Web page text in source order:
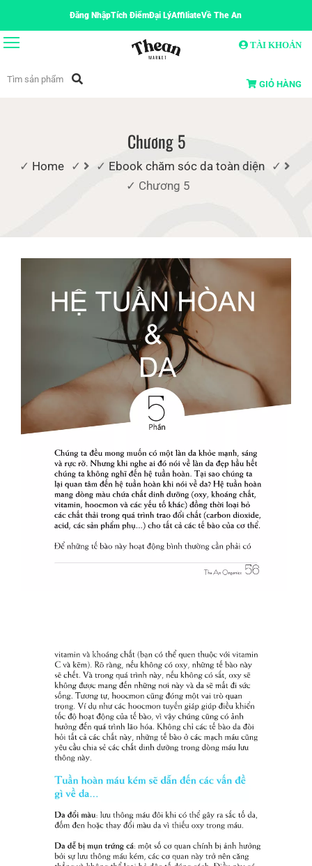
Đăng NhậpTích ĐiểmĐại LýAffiliateVề The An
TÀI KHOẢN
GIỎ HÀNG
Chương 5
Home
Ebook chăm sóc da toàn diện
Chương 5